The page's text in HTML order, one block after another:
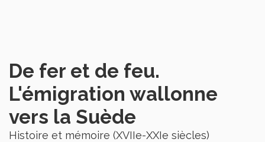
De fer et de feu.
L'émigration wallonne
vers la Suède
Histoire et mémoire (XVIIe-XXIe siècles)